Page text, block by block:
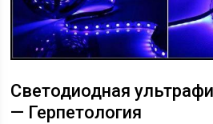
Светодиодная
— Герпетология